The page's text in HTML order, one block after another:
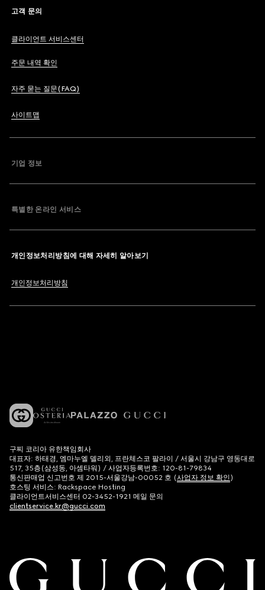
고객 문의
클라이언트 서비스센터
주문 내역 확인
자주 묻는 질문(FAQ)
사이트맵
기업 정보
특별한 온라인 서비스
개인정보처리방침에 대해 자세히 알아보기
개인정보처리방침
구찌 코리아 유한책임회사
대표자: 하태경, 엠마누엘 델리외, 프란체스코 팔라이 / 서울시 강남구 영동대로
517, 35층(삼성동, 아셈타워) / 사업자등록번호: 120-81-79834
통신판매업 신고번호 제 2015-서울강남-00052 호 (사업자 정보 확인)
호스팅 서비스: Rackspace Hosting
클라이언트서비스센터 02-3452-1921 메일 문의
clientservice.kr@gucci.com